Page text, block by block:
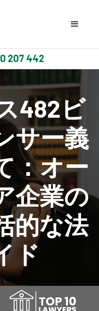
207 442
482ビ
サー義
：オー
企業の
的な法
ド